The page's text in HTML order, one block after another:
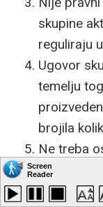
skupine
reguliraju
Ugovor
temelju
brojila
Ne treba
dozvolu za
Za